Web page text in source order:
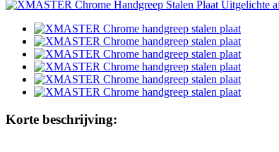
Korte beschrijving: